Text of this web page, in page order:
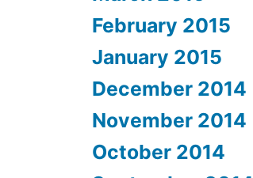
February 2015
January 2015
December 2014
November 2014
October 2014